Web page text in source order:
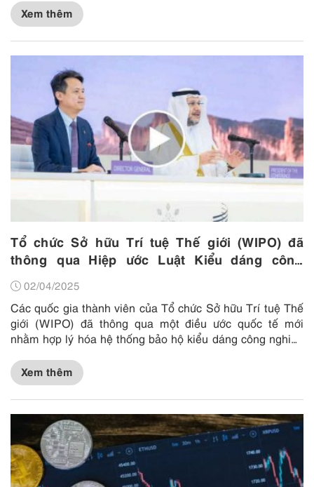
Xem thêm
Tổ chức Sở hữu Trí tuệ Thế giới (WIPO) đã
thông qua Hiệp ước Luật Kiểu dáng công
02/04/2025
Các quốc gia thành viên của Tổ chức Sở hữu Trí tuệ Thế
giới (WIPO) đã thông qua một điều ước quốc tế mới
nhằm hợp lý hóa hệ thống bảo hộ kiểu dáng công nghiệp
Xem thêm